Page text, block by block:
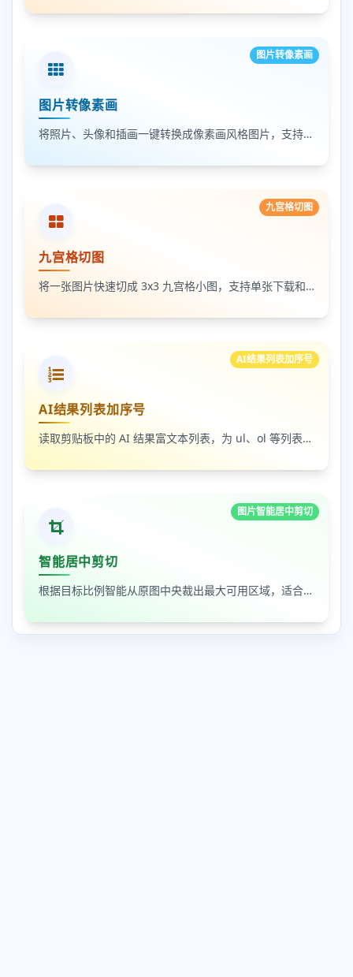
图片转像素画
图片转像素画
将照片、头像和插画一键转换成像素画风格图片，支持调节像素颗粒度、输出倍率和导出格式
九宫格切图
九宫格切图
将一张图片快速切成 3x3 九宫格小图，支持单张下载和 ZIP 打包下载
AI结果列表加序号
AI结果列表加序号
读取剪贴板中的 AI 结果富文本列表，为 ul、ol 等列表自动补 1-N 序号，支持富文本和纯文本输出
图片智能居中剪切
智能居中剪切
根据目标比例智能从原图中央裁出最大可用区域，适合封面图、缩略图和平台尺寸适配